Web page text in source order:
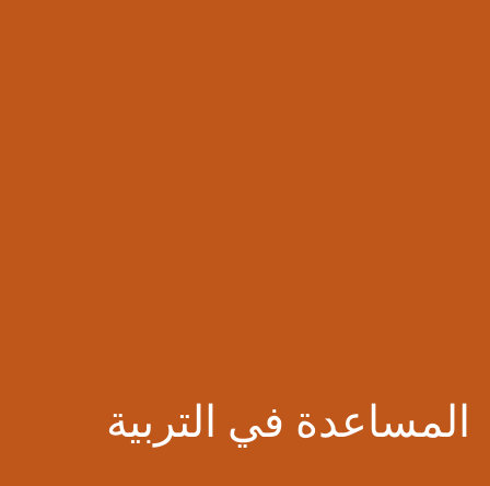
‏المساعدة في التربية